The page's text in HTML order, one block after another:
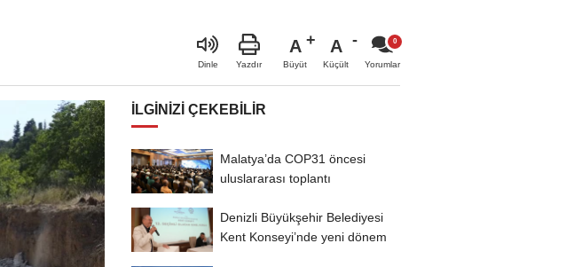
Dinle Yazdır
A
Büyüt
A
Küçült Yorumlar
İLGINIZI ÇEKEBILIR
Malatya’da COP31 öncesi
uluslararası toplantı
Denizli Büyükşehir Belediyesi
Kent Konseyi’nde yeni dönem